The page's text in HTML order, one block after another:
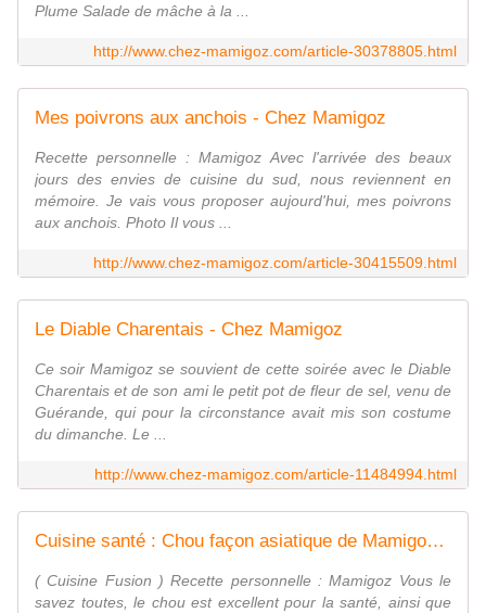
Plume Salade de mâche à la ...
http://www.chez-mamigoz.com/article-30378805.html
Mes poivrons aux anchois - Chez Mamigoz
Recette personnelle : Mamigoz Avec l'arrivée des beaux
jours des envies de cuisine du sud, nous reviennent en
mémoire. Je vais vous proposer aujourd'hui, mes poivrons
aux anchois. Photo Il vous ...
http://www.chez-mamigoz.com/article-30415509.html
Le Diable Charentais - Chez Mamigoz
Ce soir Mamigoz se souvient de cette soirée avec le Diable
Charentais et de son ami le petit pot de fleur de sel, venu de
Guérande, qui pour la circonstance avait mis son costume
du dimanche. Le ...
http://www.chez-mamigoz.com/article-11484994.html
Cuisine santé : Chou façon asiatique de Mamigoz - Chez Mamigoz
( Cuisine Fusion ) Recette personnelle : Mamigoz Vous le
savez toutes, le chou est excellent pour la santé, ainsi que